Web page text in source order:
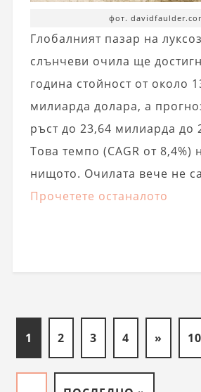
фот.
Глобалният пазар на
слънчеви очила ще
година стойност от около
милиарда долара, а
ръст до 23,64 милиарда до
Това темпо (CAGR от 8,4%)
нищото. Очилата вече не
Прочетете останалото
1 2 3 4 » 10